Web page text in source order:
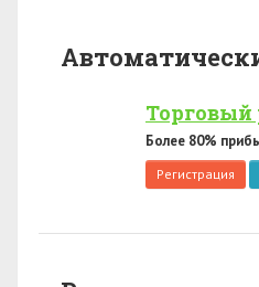
Торговый
Более 80%
Регистрация